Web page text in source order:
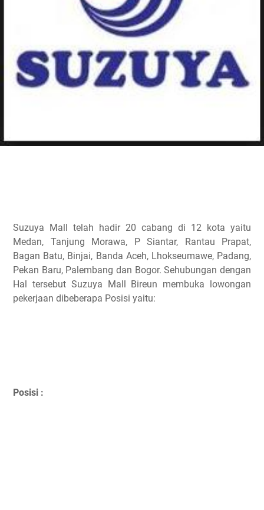
Suzuya Mall telah hadir 20 cabang di 12 kota yaitu
Medan, Tanjung Morawa, P Siantar, Rantau Prapat,
Bagan Batu, Binjai, Banda Aceh, Lhokseumawe, Padang,
Pekan Baru, Palembang dan Bogor. Sehubungan dengan
Hal tersebut Suzuya Mall Bireun membuka lowongan
pekerjaan dibeberapa Posisi yaitu:
Posisi :